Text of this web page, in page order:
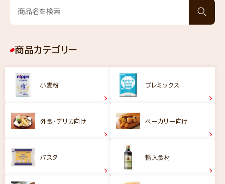
商品カテゴリー
小麦粉 プレミックス
外食・デリカ向け ベーカリー向け
パスタ 輸入食材